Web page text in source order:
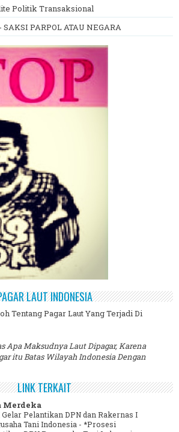
Politik Transaksional
PARPOL ATAU NEGARA
LAUT INDONESIA
Tentang Pagar Laut Yang Terjadi Di
Apa Maksudnya Laut Dipagar, Karena
itu Batas Wilayah Indonesia Dengan
LINK TERKAIT
Merdeka
Gelar Pelantikan DPN dan Rakernas I
Tani Indonesia - *Prosesi